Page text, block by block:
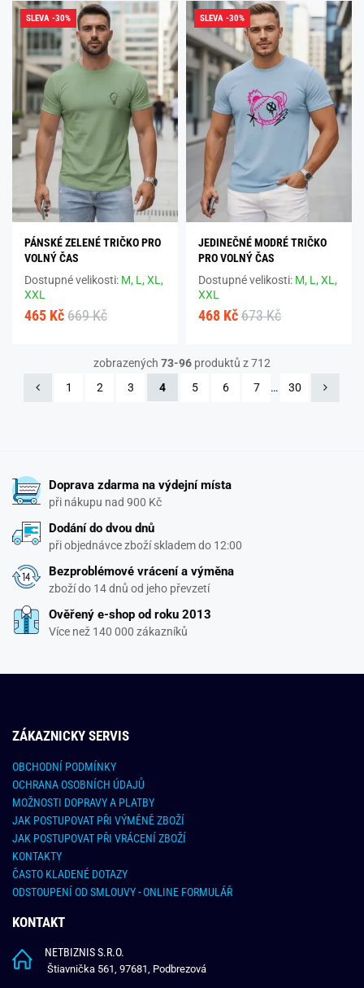
SLEVA -30%
PÁNSKÉ ZELENÉ TRIČKO PRO
VOLNÝ ČAS
Dostupné velikosti: M, L,XL,
XXL
465 Kč 669 Kč
SLEVA -30%
JEDINEČNÉ MODRÉ TRIČKO
PRO VOLNÝ ČAS
Dostupné velikosti: M, L,XL,
XXL
468 Kč 673 Kč
zobrazených 73-96produktů z 712
1
2 3 4 5 6 7 … 30
Doprava zdarma na výdejní místa
při nákupu nad 900 Kč
Dodání do dvou dnů
při objednávce zboží skladem do 12:00
Bezproblémové vrácení a výměna
zboží do 14 dnů od jeho převzetí
Ověřený e-shop od roku 2013
Více než 140 000 zákazníků
ZÁKAZNICKY SERVIS
OBCHODNÍ PODMÍNKY
OCHRANA OSOBNÍCH ÚDAJŮ
MOŽNOSTI DOPRAVY A PLATBY
JAK POSTUPOVAT PŘI VÝMĚNĚ ZBOŽÍ
JAK POSTUPOVAT PŘI VRÁCENÍ ZBOŽÍ
KONTAKTY
ČASTO KLADENÉ DOTAZY
ODSTOUPENÍ OD SMLOUVY - ONLINE FORMULÁŘ
KONTAKT
NETBIZNIS S.R.O.
Štiavnička 561, 97681, Podbrezová